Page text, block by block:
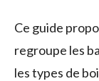
Ce guide
regroupe les
les types de